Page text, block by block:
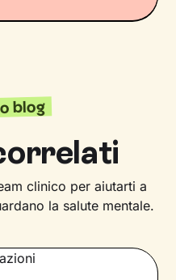
blog
clinico per aiutarti a
la salute mentale.